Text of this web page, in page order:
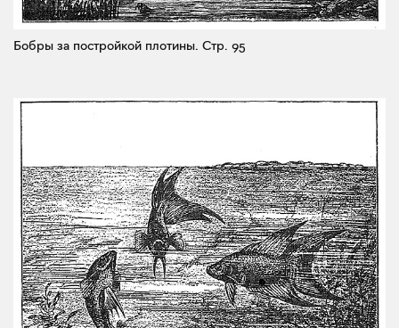
Бобры за постройкой плотины. Стр. 95